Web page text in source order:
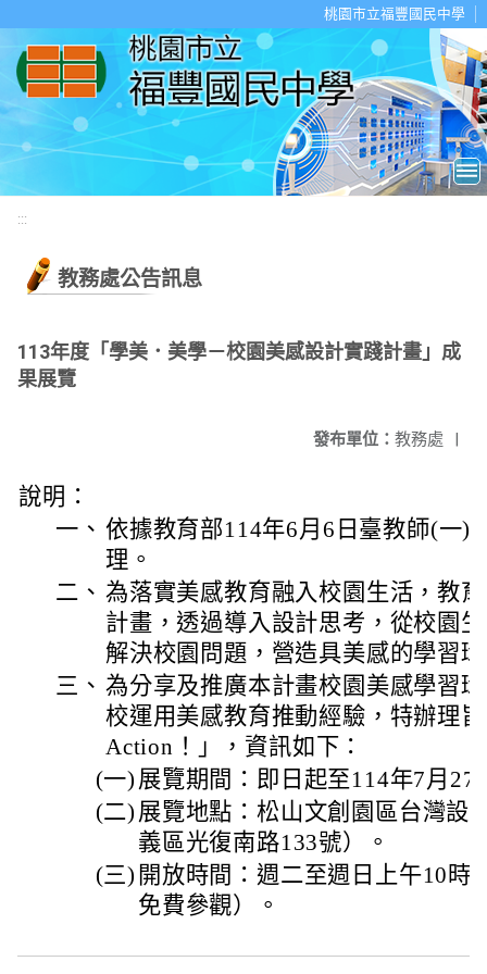
桃園市立福豐國民中學
:::
教務處公告訊息
113年度「學美．美學－校園美感設計實踐計畫」成
果展覽
發布單位： 教務處 |
說明：
一、 依據教育部114年6月6日臺教師(一)
理。
二、 為落實美感教育融入校園生活，教
計畫，透過導入設計思考，從校園
解決校園問題，營造具美感的學習
三、 為分享及推廣本計畫校園美感學習
校運用美感教育推動經驗，特辦理
Action！」，資訊如下：
(一) 展覽期間：即日起至114年7月27
(二) 展覽地點：松山文創園區台灣設
義區光復南路133號）。
(三) 開放時間：週二至週日上午10時
免費參觀）。